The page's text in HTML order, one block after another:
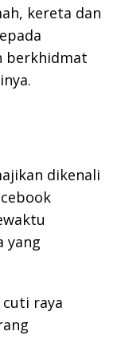
kereta dan
berkhidmat
dikenali
yang
raya